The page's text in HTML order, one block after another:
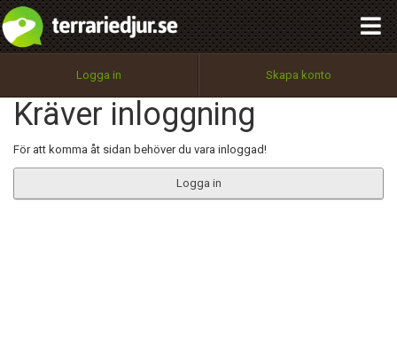
Logga in Skapa konto
Kräver inloggning
För att komma åt sidan behöver du vara inloggad!
Logga in
Utför
100%
OK
integritetspolicy
Namn:
Epost:
Begär nytt lösenord
Tillbaka till förstasidan